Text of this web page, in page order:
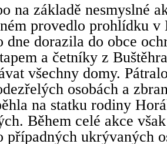
na základě nesmyslné
provedlo prohlídku
dne dorazila do obce
a četníky z
všechny domy.
osobách a
na statku rodiny
Během celé akce
případných ukrývaných